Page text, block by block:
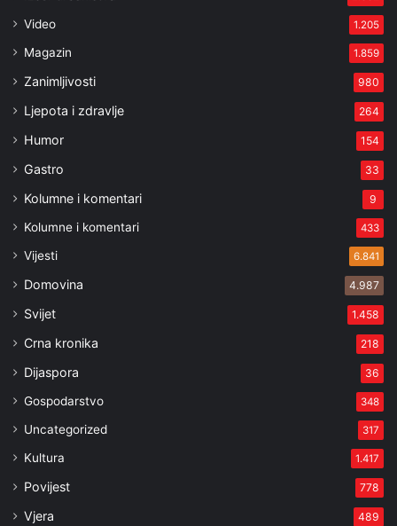
Video 1.205
Magazin 1.859
Zanimljivosti 980
Ljepota i zdravlje 264
Humor 154
Gastro 33
Kolumne i komentari 9
Kolumne i komentari 433
Vijesti 6.841
Domovina 4.987
Svijet 1.458
Crna kronika 218
Dijaspora 36
Gospodarstvo 348
Uncategorized 317
Kultura 1.417
Povijest 778
Vjera 489